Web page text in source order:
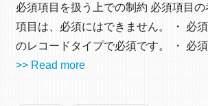
必須項目を扱う上での制約 必須項目
項目は、必須にはできません。 ・ 必
のレコードタイプで必須です。 ・ 必
>> Read more